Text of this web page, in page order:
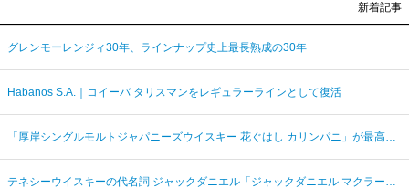
新着記事
グレンモーレンジィ30年、ラインナップ史上最長熟成の30年
Habanos S.A.｜コイーバ タリスマンをレギュラーラインとして復活
「厚岸シングルモルトジャパニーズウイスキー 花ぐはし カリンパニ」が最高金賞、ジャパングランプリ受賞
テネシーウイスキーの代名詞 ジャックダニエル「ジャックダニエル マクラーレン2026ラベル」を数量限定発売